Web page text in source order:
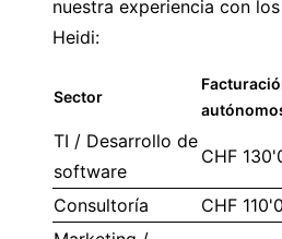
nuestra experiencia con
Heidi:
Sector
TI / Desarrollo de
software
CHF
Consultoría
CHF